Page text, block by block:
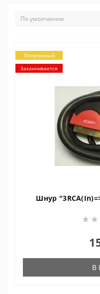
Популярный
Заканчивается
Шнур
В